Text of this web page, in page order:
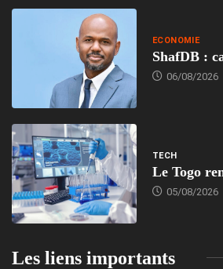
ECONOMIE
ShafDB :
06/08/2026
TECH
Le Togo
05/08/2026
Les liens importants